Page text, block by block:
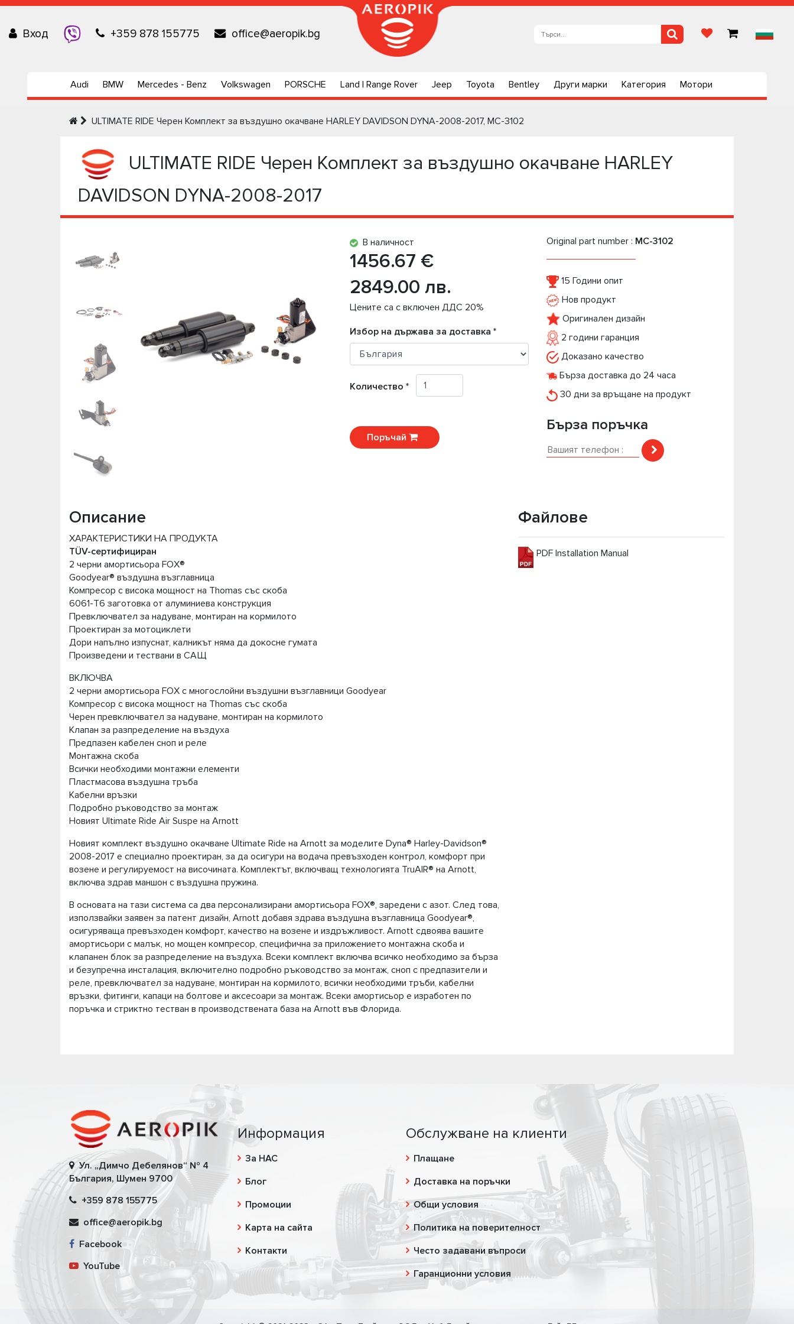
Вход +359 878 155775 office@aeropik.bg
Audi BMW Mercedes - Benz Volkswagen PORSCHE Land | Range Rover Jeep Toyota Bentley Други марки Категория Мотори
ULTIMATE RIDE Черен Комплект за въздушно окачване HARLEY DAVIDSON DYNA-2008-2017, MC-3102
ULTIMATE RIDE Черен Комплект за въздушно окачване HARLEY
DAVIDSON DYNA-2008-2017
В наличност
1456.67 €
2849.00 лв.
Цените са с включен ДДС 20%
Избор на държава за доставка *
Количество *
Поръчай
Original part number : MC-3102
15 Години опит
Нов продукт
Оригинален дизайн
2 години гаранция
Доказано качество
Бърза доставка до 24 часа
30 дни за връщане на продукт
Бърза поръчка
Описание
ХАРАКТЕРИСТИКИ НА ПРОДУКТА
TÜV-сертифициран
2 черни амортисьора FOX®
Goodyear® въздушна възглавница
Компресор с висока мощност на Thomas със скоба
6061-T6 заготовка от алуминиева конструкция
Превключвател за надуване, монтиран на кормилото
Проектиран за мотоциклети
Дори напълно изпуснат, калникът няма да докосне гумата
Произведени и тествани в САЩ
ВКЛЮЧВА
2 черни амортисьора FOX с многослойни въздушни възглавници Goodyear
Компресор с висока мощност на Thomas със скоба
Черен превключвател за надуване, монтиран на кормилото
Клапан за разпределение на въздуха
Предпазен кабелен сноп и реле
Монтажна скоба
Всички необходими монтажни елементи
Пластмасова въздушна тръба
Кабелни връзки
Подробно ръководство за монтаж
Новият Ultimate Ride Air Suspe на Arnott
Новият комплект въздушно окачване Ultimate Ride на Arnott за моделите Dyna® Harley-Davidson®
2008-2017 е специално проектиран, за да осигури на водача превъзходен контрол, комфорт при
возене и регулируемост на височината. Комплектът, включващ технологията TruAIR® на Arnott,
включва здрав маншон с въздушна пружина.
В основата на тази система са два персонализирани амортисьора FOX®, заредени с азот. След това,
използвайки заявен за патент дизайн, Arnott добавя здрава въздушна възглавница Goodyear®,
осигуряваща превъзходен комфорт, качество на возене и издръжливост. Arnott сдвоява вашите
амортисьори с малък, но мощен компресор, специфична за приложението монтажна скоба и
клапанен блок за разпределение на въздуха. Всеки комплект включва всичко необходимо за бърза
и безупречна инсталация, включително подробно ръководство за монтаж, сноп с предпазители и
реле, превключвател за надуване, монтиран на кормилото, всички необходими тръби, кабелни
връзки, фитинги, капаци на болтове и аксесоари за монтаж. Всеки амортисьор е изработен по
поръчка и стриктно тестван в производствената база на Arnott във Флорида.
Файлове
PDF Installation Manual
Ул. „Димчо Дебелянов“ № 4
България, Шумен 9700
+359 878 155775
office@aeropik.bg
Facebook
YouTube
Информация
За НАС
Блог
Промоции
Карта на сайта
Контакти
Обслужване на клиенти
Плащане
Доставка на поръчки
Общи условия
Политика на поверителност
Често задавани въпроси
Гаранционни условия